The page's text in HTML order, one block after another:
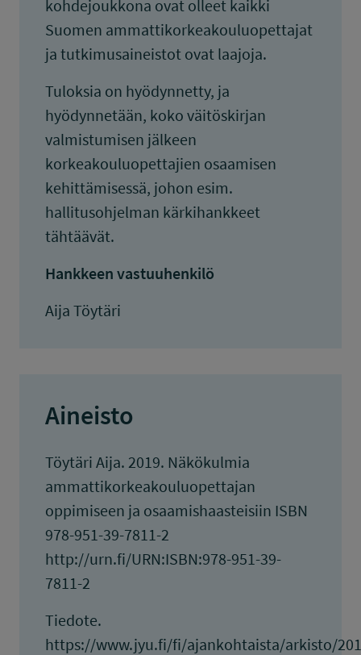
kohdejoukkona ovat olleet kaikki
Suomen ammattikorkeakouluopettajat
ja tutkimusaineistot ovat laajoja.
Tuloksia on hyödynnetty, ja
hyödynnetään, koko väitöskirjan
valmistumisen jälkeen
korkeakouluopettajien osaamisen
kehittämisessä, johon esim.
hallitusohjelman kärkihankkeet
tähtäävät.
Hankkeen vastuuhenkilö
Aija Töytäri
Aineisto
Töytäri Aija. 2019. Näkökulmia
ammattikorkeakouluopettajan
oppimiseen ja osaamishaasteisiin ISBN
978-951-39-7811-2
http://urn.fi/URN:ISBN:978-951-39-
7811-2
Tiedote.
https://www.jyu.fi/fi/ajankohtaista/arkisto/